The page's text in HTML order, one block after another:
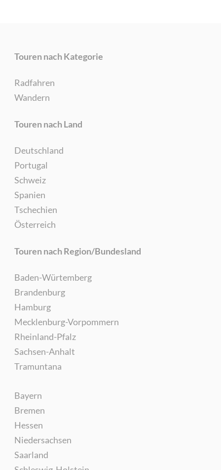
Touren nach Kategorie
Radfahren
Wandern
Touren nach Land
Deutschland
Portugal
Schweiz
Spanien
Tschechien
Österreich
Touren nach Region/Bundesland
Baden-Würtemberg
Brandenburg
Hamburg
Mecklenburg-Vorpommern
Rheinland-Pfalz
Sachsen-Anhalt
Tramuntana
Bayern
Bremen
Hessen
Niedersachsen
Saarland